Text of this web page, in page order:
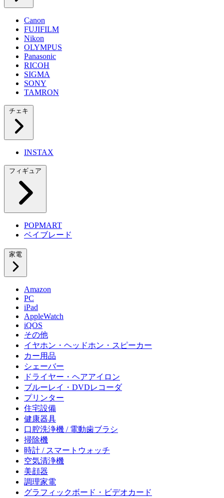
Canon
FUJIFILM
Nikon
OLYMPUS
Panasonic
RICOH
SIGMA
SONY
TAMRON
チェキ
INSTAX
フィギュア
POPMART
ベイブレード
家電
Amazon
PC
iPad
AppleWatch
iQOS
その他
イヤホン・ヘッドホン・スピーカー
カー用品
シェーバー
ドライヤー・ヘアアイロン
ブルーレイ・DVDレコーダ
プリンター
住宅設備
健康器具
口腔洗浄機 / 電動歯ブラシ
掃除機
時計 / スマートウォッチ
空気清浄機
美顔器
調理家電
グラフィックボード・ビデオカード